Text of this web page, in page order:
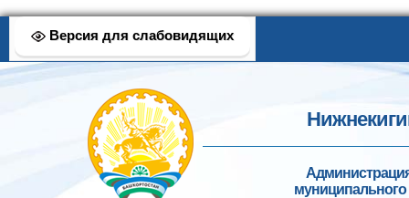
Версия для слабовидящих
муниципального